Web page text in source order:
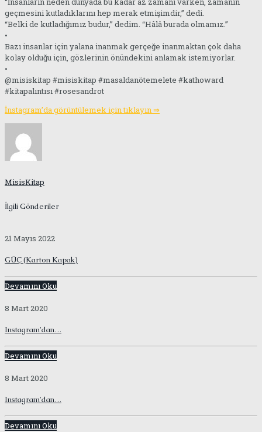
geçmesini kutladıklarını hep merak etmişimdir,” dedi.
“Belki de kutladığımız budur,” dedim. “Hâlâ burada olmamız.”
•
Bazı insanlar için yalana inanmak gerçeğe inanmaktan çok daha
kolay olduğu için, gözlerinin önündekini anlamak istemiyorlar.
•
@misiskitap #misiskitap #masaldanötemelete #kathoward
#kitapalıntısı #rosesandrot
İnstagram’da görüntülemek için tıklayın ⇒
MisisKitap
İlgili Gönderiler
21 Mayıs 2022
GÜÇ (Karton Kapak)
Devamını Oku
8 Mart 2020
Instagram'dan…
Devamını Oku
8 Mart 2020
Instagram'dan…
Devamını Oku